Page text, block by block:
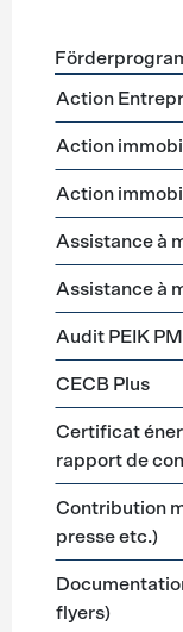
Action
Action
Action
Assistance à
Assistance à
Audit PEIK
CECB Plus
Certificat
rapport de
Contribution
presse etc.)
flyers)